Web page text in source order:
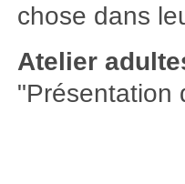
chose dans
Atelier
"Présentation